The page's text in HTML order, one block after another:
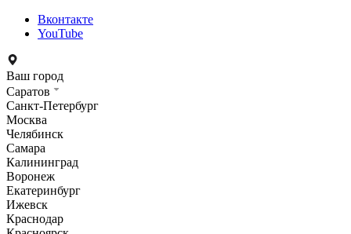
Вконтакте
YouTube
Ваш город
Саратов
Санкт-Петербург
Москва
Челябинск
Самара
Калининград
Воронеж
Екатеринбург
Ижевск
Краснодар